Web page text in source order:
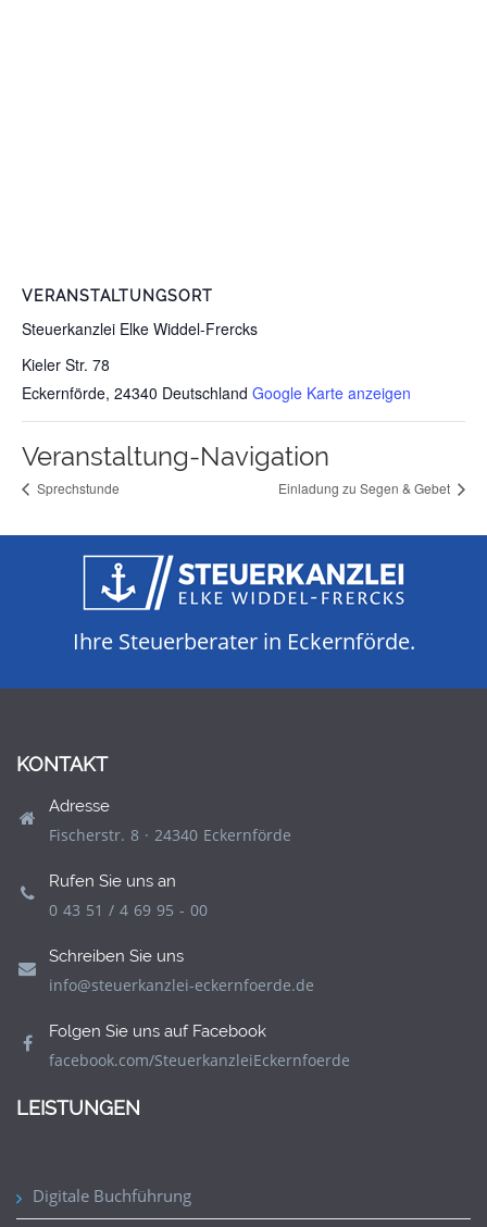
VERANSTALTUNGSORT
Steuerkanzlei Elke Widdel-Frercks
Kieler Str. 78
Eckernförde, 24340 Deutschland Google Karte anzeigen
Veranstaltung-Navigation
Sprechstunde Einladung zu Segen & Gebet
Ihre Steuerberater in Eckernförde.
KONTAKT
Adresse
Fischerstr. 8 · 24340 Eckernförde
Rufen Sie uns an
0 43 51 / 4 69 95 - 00
Schreiben Sie uns
info@steuerkanzlei-eckernfoerde.de
Folgen Sie uns auf Facebook
facebook.com/SteuerkanzleiEckernfoerde
LEISTUNGEN
Digitale Buchführung